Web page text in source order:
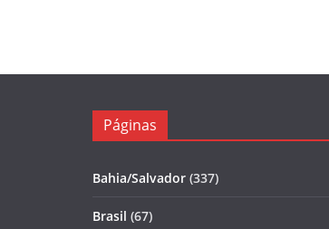
Páginas
Bahia/Salvador (337)
Brasil (67)